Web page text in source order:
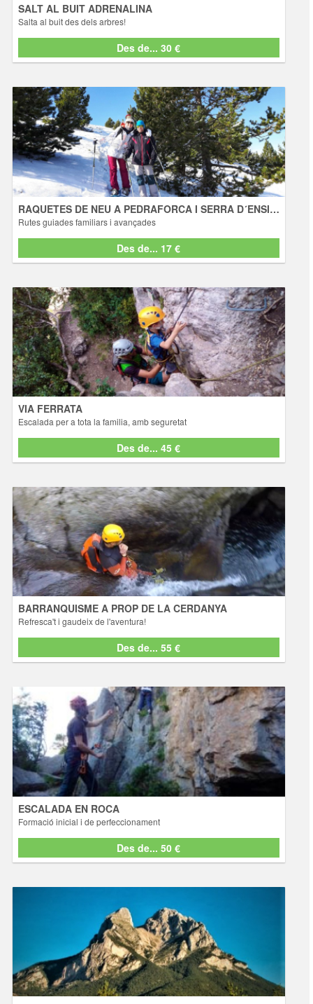
SALT AL BUIT ADRENALINA
Salta al buit des dels arbres!
Des de... 30 €
Des de... 30 €
RAQUETES DE NEU A PEDRAFORCA I SERRA D´ENSIJA
Rutes guiades familiars i avançades
Des de... 17 €
RAQUETES DE NEU A PEDRAFORCA I SERRA D
´ENSIJA
Rutes guiades familiars i avançades
Excursiones
Les valls del Pedraforca i la Serra d'Ensija canvien de color amb
l'arribada de la neu. Tot queda cobert amb el seu mantell blanc, els
boscos i el paisatge adquireixen un encant especial que ens
convida a descobrir els seus racons amb tranquil·les passejades
amb raquetes de neu. Els nostre ... [+ info]
Des de... 17 €
VIA FERRATA
Escalada per a tota la familia, amb seguretat
Des de... 45 €
VIA FERRATA
Escalada per a tota la familia, amb seguretat
Activitats
Veniu a descobrir el món vertical de la má dels nostres guies amb
tota seguretat. Una vía ferrata és un itinerari vertical equipat amb
material divers: claus, grapes, preses, passamans, cadenes, ponts
penjants i tirolines. Aquests elements permeten l’ascens amb
seguretat a z ... [+ info]
Des de... 45 €
BARRANQUISME A PROP DE LA CERDANYA
Refresca't i gaudeix de l'aventura!
Des de... 55 €
BARRANQUISME A PROP DE LA CERDANYA
Refresca't i gaudeix de l'aventura!
Activitats
Descobriu el món aquàtic dels barrancs i engorjat tot travessant
diferents obstacles naturals. Al llarg del descens, i segons el nivell
de dificultat del mateix, caldrà baixar i saltar per cascades, nedar per
congostos estrets, tobogans, i rapelar Amb la nostra proposta de
barrancs, g ... [+ info]
Des de... 55 €
ESCALADA EN ROCA
Formació inicial i de perfeccionament
Des de... 50 €
ESCALADA EN ROCA
Formació inicial i de perfeccionament
Activitats
Experimenteu la verticalitat amb els nostres curso i guiatges
d'escalada. L’escalada en roca es una activitat instintiva, natural,
apassionant i divertida que produeix una agradable sensació de
superació, millorant la concentració, l’equilibri, la coordinació de m ...
Des de... 50 €
El Pedraforca és el cim emblemàtic de Catalunya per excelencia: per
la seva característica silueta, l’estructura geològica, els seus boscos
i paisatges, però també per la cultura i els serveis que l’envolten. El
Pedraforca et captiva des de la primera mi ... [+ info]